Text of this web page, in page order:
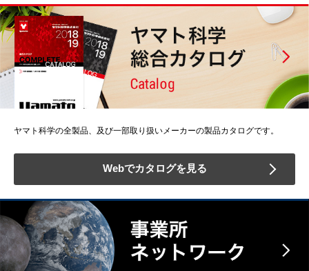
ヤマト科学の全製品、及び一部取り扱いメーカーの製品カタログです。
Webでカタログを見る